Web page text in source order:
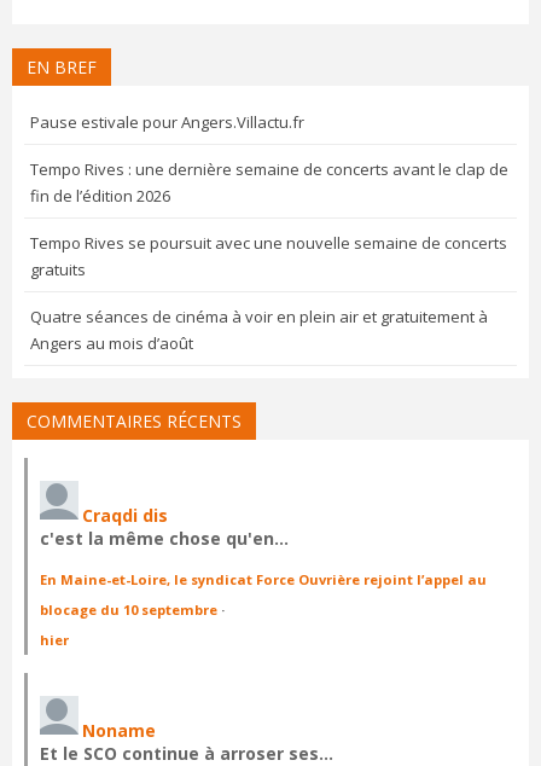
EN BREF
Pause estivale pour Angers.Villactu.fr
Tempo Rives : une dernière semaine de concerts avant le clap de
fin de l’édition 2026
Tempo Rives se poursuit avec une nouvelle semaine de concerts
gratuits
Quatre séances de cinéma à voir en plein air et gratuitement à
Angers au mois d’août
COMMENTAIRES RÉCENTS
Craqdi dis
c'est la même chose qu'en…
En Maine-et-Loire, le syndicat Force Ouvrière rejoint l’appel au
blocage du 10 septembre ·
hier
Noname
Et le SCO continue à arroser ses…